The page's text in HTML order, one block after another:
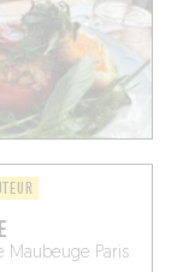
Maubeuge Paris